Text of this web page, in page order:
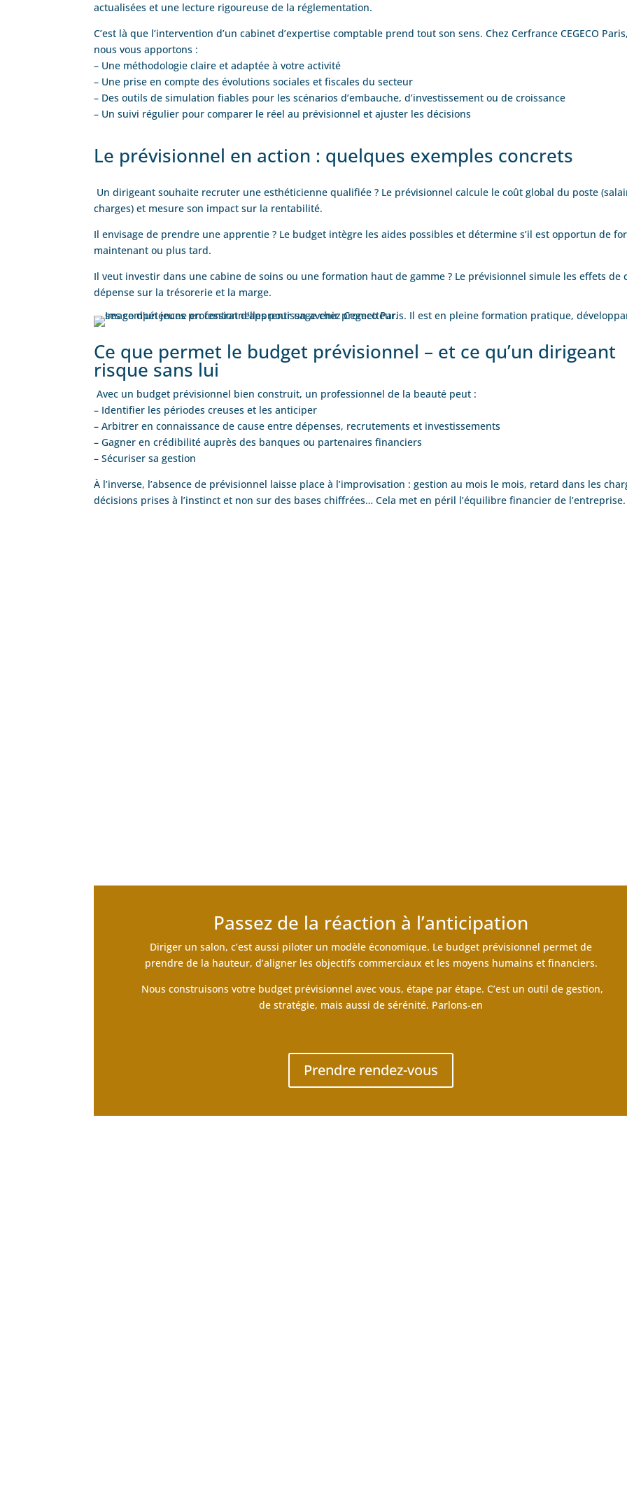
actualisées et une lecture rigoureuse de la réglementation.
C’est là que l’intervention d’un cabinet d’expertise comptable prend tout son sens. Chez Cerfrance CEGECO Paris,
nous vous apportons :
– Une méthodologie claire et adaptée à votre activité
– Une prise en compte des évolutions sociales et fiscales du secteur
– Des outils de simulation fiables pour les scénarios d’embauche, d’investissement ou de croissance
– Un suivi régulier pour comparer le réel au prévisionnel et ajuster les décisions
Le prévisionnel en action : quelques exemples concrets
Un dirigeant souhaite recruter une esthéticienne qualifiée ? Le prévisionnel calcule le coût global du poste
charges) et mesure son impact sur la rentabilité.
Il envisage de prendre une apprentie ? Le budget intègre les aides possibles et détermine s’il est opportun de
maintenant ou plus tard.
Il veut investir dans une cabine de soins ou une formation haut de gamme ? Le prévisionnel simule les effets de
dépense sur la trésorerie et la marge.
Ce que permet le budget prévisionnel – et ce qu’un dirigeant
risque sans lui
Avec un budget prévisionnel bien construit, un professionnel de la beauté peut :
– Identifier les périodes creuses et les anticiper
– Arbitrer en connaissance de cause entre dépenses, recrutements et investissements
– Gagner en crédibilité auprès des banques ou partenaires financiers
– Sécuriser sa gestion
À l’inverse, l’absence de prévisionnel laisse place à l’improvisation : gestion au mois le mois, retard dans les
décisions prises à l’instinct et non sur des bases chiffrées… Cela met en péril l’équilibre financier de l’entreprise.
Passez de la réaction à l’anticipation
Diriger un salon, c’est aussi piloter un modèle économique. Le budget prévisionnel permet de
prendre de la hauteur, d’aligner les objectifs commerciaux et les moyens humains et financiers.
Nous construisons votre budget prévisionnel avec vous, étape par étape. C’est un outil de gestion,
de stratégie, mais aussi de sérénité. Parlons-en
Prendre rendez-vous